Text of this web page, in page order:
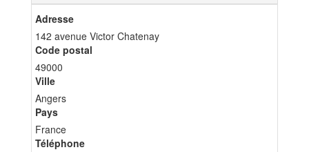
Adresse
142 avenue Victor Chatenay
Code postal
49000
Ville
Angers
Pays
France
Téléphone